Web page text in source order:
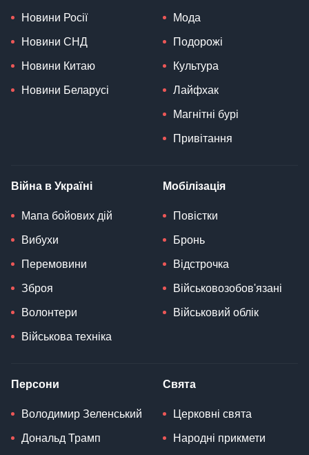
Новини Росії
Новини СНД
Новини Китаю
Новини Беларусі
Мода
Подорожі
Культура
Лайфхак
Магнітні бурі
Привітання
Війна в Україні
Мапа бойових дій
Вибухи
Перемовини
Зброя
Волонтери
Військова техніка
Мобілізація
Повістки
Бронь
Відстрочка
Військовозобов'язані
Військовий облік
Персони
Володимир Зеленський
Дональд Трамп
Свята
Церковні свята
Народні прикмети